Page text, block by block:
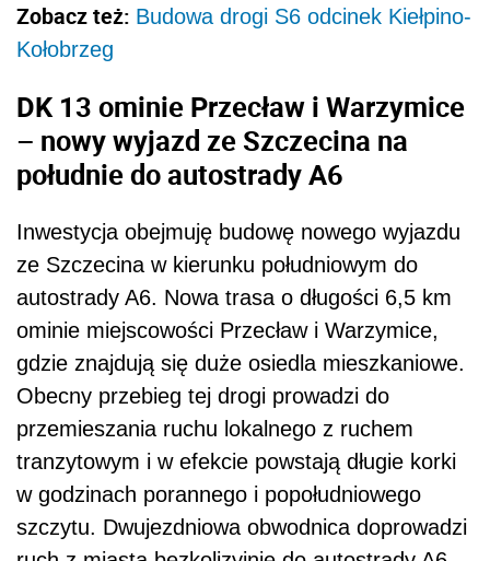
Zobacz też: Budowa drogi S6 odcinek Kiełpino-
Kołobrzeg
DK 13 ominie Przecław i Warzymice
– nowy wyjazd ze Szczecina na
południe do autostrady A6
Inwestycja obejmuję budowę nowego wyjazdu
ze Szczecina w kierunku południowym do
autostrady A6. Nowa trasa o długości 6,5 km
ominie miejscowości Przecław i Warzymice,
gdzie znajdują się duże osiedla mieszkaniowe.
Obecny przebieg tej drogi prowadzi do
przemieszania ruchu lokalnego z ruchem
tranzytowym i w efekcie powstają długie korki
w godzinach porannego i popołudniowego
szczytu. Dwujezdniowa obwodnica doprowadzi